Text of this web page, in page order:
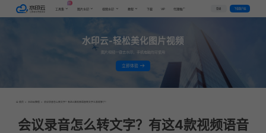
工具集 图片水印 视频水印 教程 下载 VIP 代理推广 登录 下载客户端
水印云-轻松美化图片视频
图片视频一键去水印，手机电脑均可使用
立即体验
首页 > 水印云教程 > 会议录音怎么转文字？有这4款视频语音转文字工具就够了！
会议录音怎么转文字？有这4款视频语音